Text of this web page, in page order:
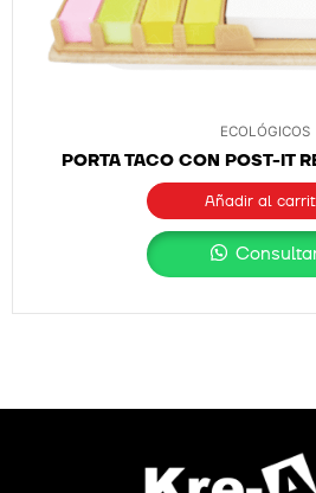
ECOLÓGICOS
PORTA TACO CON POST-IT
Añadir al